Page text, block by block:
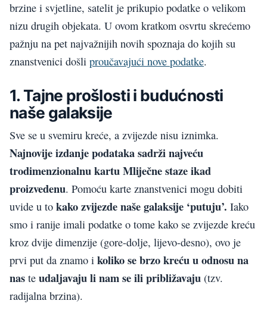
brzine i svjetline, satelit je prikupio podatke o velikom
nizu drugih objekata. U ovom kratkom osvrtu skrećemo
pažnju na pet najvažnijih novih spoznaja do kojih su
znanstvenici došli proučavajući nove podatke.
1. Tajne prošlosti i budućnosti
naše galaksije
Sve se u svemiru kreće, a zvijezde nisu iznimka.
Najnovije izdanje podataka sadrži najveću
trodimenzionalnu kartu Mliječne staze ikad
proizvedenu. Pomoću karte znanstvenici mogu dobiti
uvide u to kako zvijezde naše galaksije ‘putuju’. Iako
smo i ranije imali podatke o tome kako se zvijezde kreću
kroz dvije dimenzije (gore-dolje, lijevo-desno), ovo je
prvi put da znamo i koliko se brzo kreću u odnosu na
nas te udaljavaju li nam se ili približavaju (tzv.
radijalna brzina).